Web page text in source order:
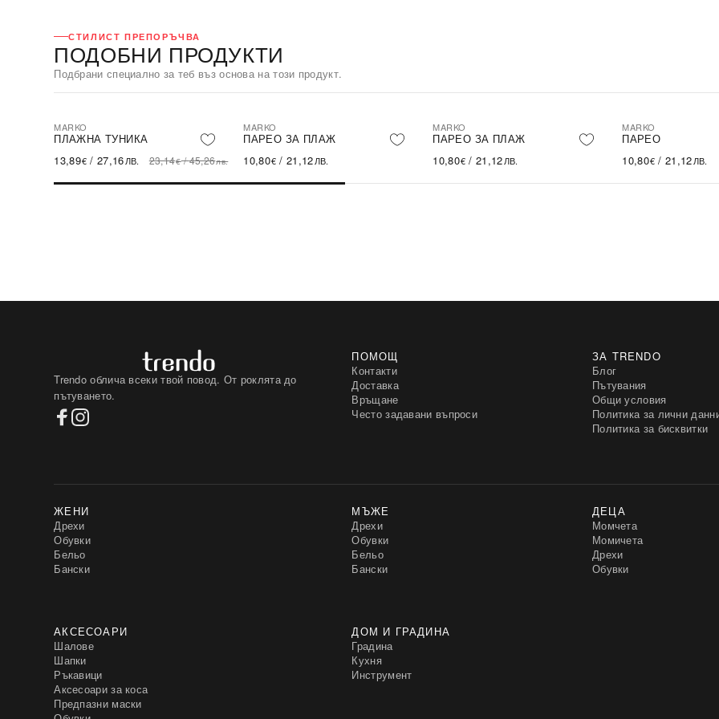
СТИЛИСТ ПРЕПОРЪЧВА
ПОДОБНИ ПРОДУКТИ
Подбрани специално за теб въз основа на този продукт.
-40% SALE
MARKO
ПЛАЖНА ТУНИКА
13,89€ /27,16ЛВ. 23,14€/45,26лв.
MARKO
ПАРЕО ЗА ПЛАЖ
10,80€ /21,12ЛВ.
MARKO
ПАРЕО ЗА ПЛАЖ
10,80€ /21,12ЛВ.
MARKO
ПАРЕО
10,80€ /21,12ЛВ.
Trendo облича всеки твой повод. От роклята до
пътуването.
ПОМОЩ
Контакти
Доставка
Връщане
Често задавани въпроси
ЗА TRENDO
Блог
Пътувания
Общи условия
Политика за лични
Политика за бисквитки
ЖЕНИ
Дрехи
Обувки
Бельо
Бански
МЪЖЕ
Дрехи
Обувки
Бельо
Бански
ДЕЦА
Момчета
Момичета
Дрехи
Обувки
АКСЕСОАРИ
Шалове
Шапки
Ръкавици
Аксесоари за коса
Предпазни маски
ДОМ И ГРАДИНА
Градина
Кухня
Инструмент